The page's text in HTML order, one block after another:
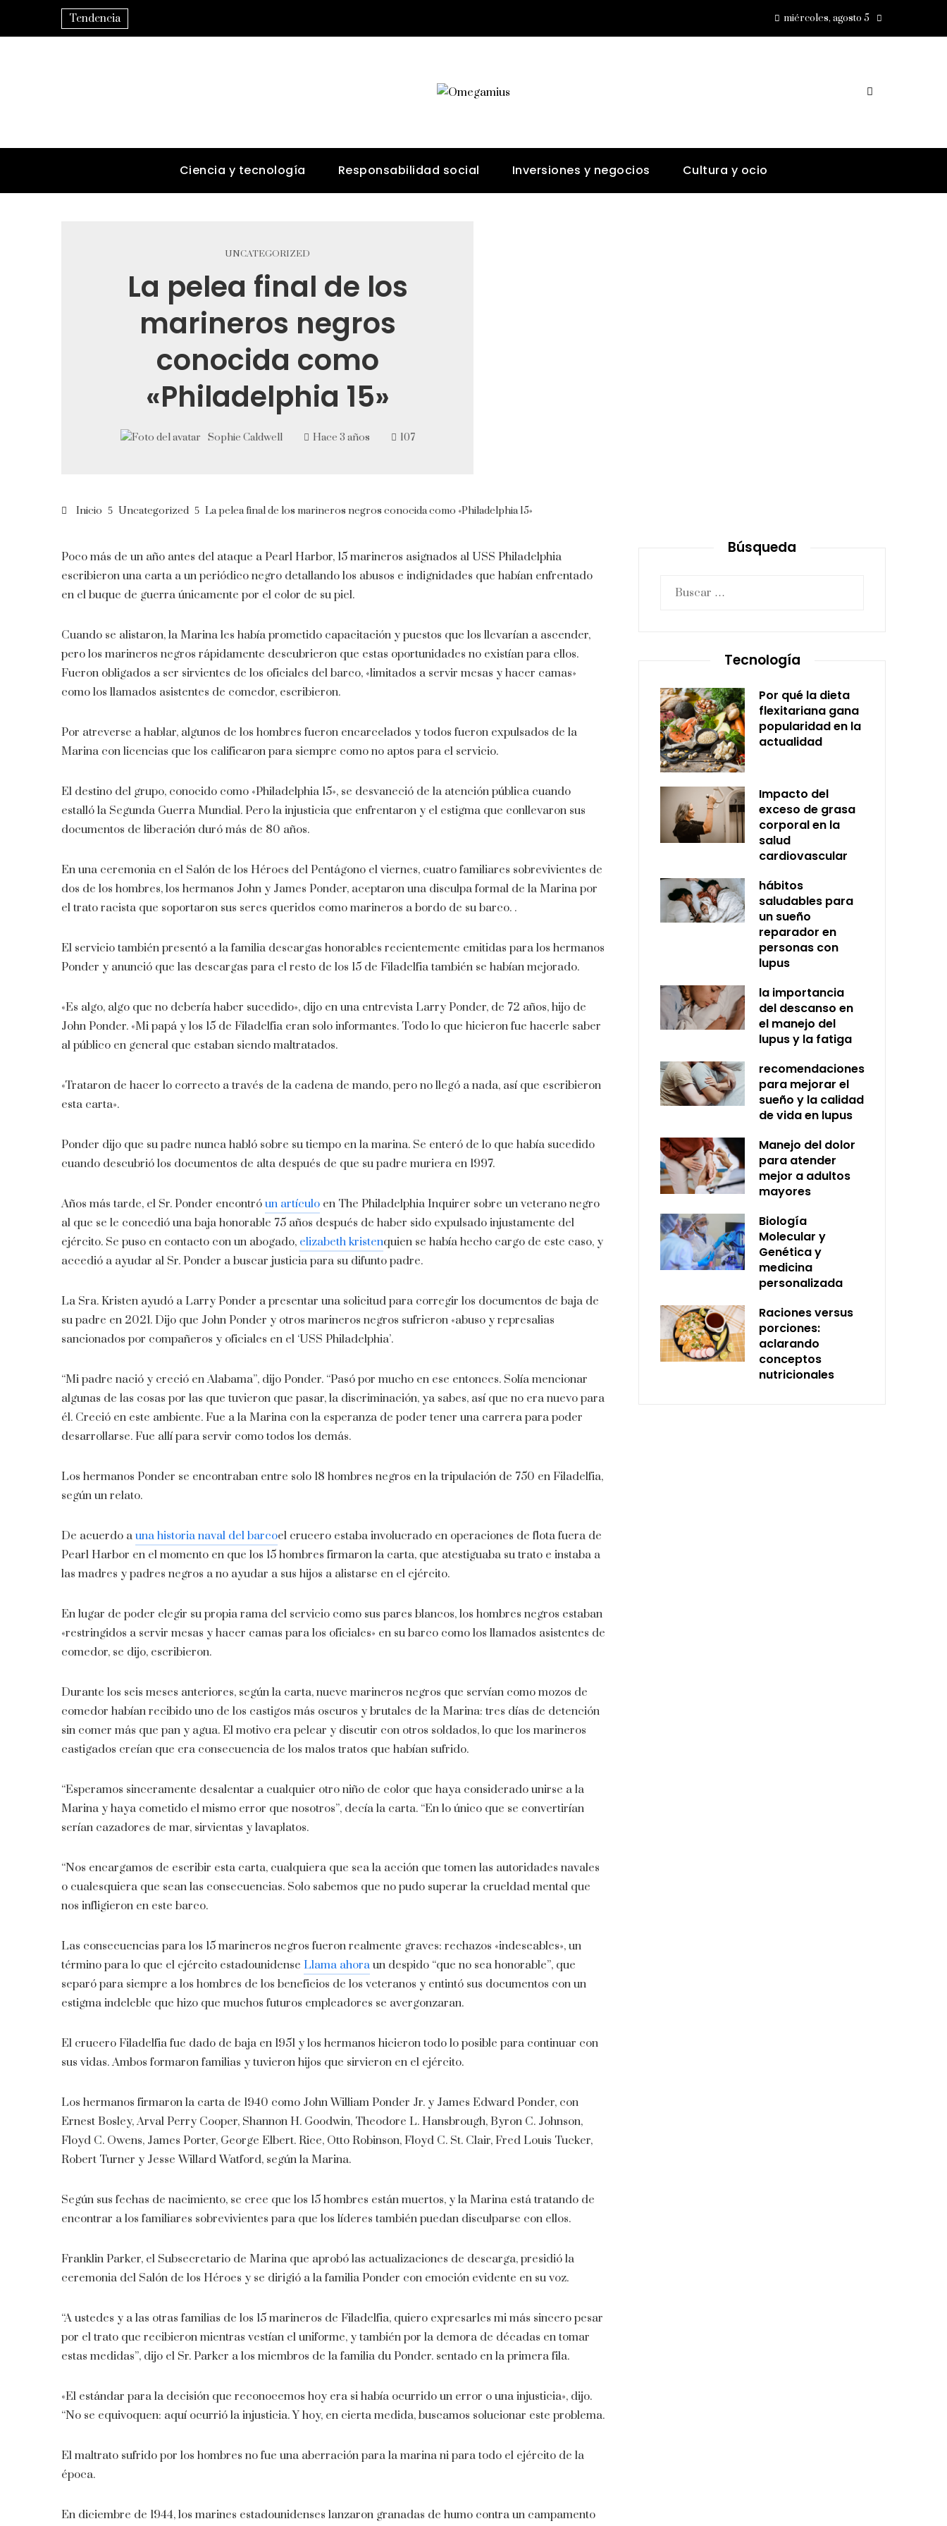
Tendencia miércoles, agosto 5
Ciencia y tecnología Responsabilidad social Inversiones y negocios Cultura y ocio
UNCATEGORIZED
La pelea final de los
marineros negros
conocida como
«Philadelphia 15»
Sophie Caldwell Hace 3 años 107
Inicio Uncategorized La pelea final de los marineros negros conocida como «Philadelphia 15»
Poco más de un año antes del ataque a Pearl Harbor, 15 marineros asignados al USS Philadelphia
escribieron una carta a un periódico negro detallando los abusos e indignidades que habían enfrentado
en el buque de guerra únicamente por el color de su piel.
Cuando se alistaron, la Marina les había prometido capacitación y puestos que los llevarían a ascender,
pero los marineros negros rápidamente descubrieron que estas oportunidades no existían para ellos.
Fueron obligados a ser sirvientes de los oficiales del barco, «limitados a servir mesas y hacer camas»
como los llamados asistentes de comedor, escribieron.
Por atreverse a hablar, algunos de los hombres fueron encarcelados y todos fueron expulsados ​​de la
Marina con licencias que los calificaron para siempre como no aptos para el servicio.
El destino del grupo, conocido como «Philadelphia 15», se desvaneció de la atención pública cuando
estalló la Segunda Guerra Mundial. Pero la injusticia que enfrentaron y el estigma que conllevaron sus
documentos de liberación duró más de 80 años.
En una ceremonia en el Salón de los Héroes del Pentágono el viernes, cuatro familiares sobrevivientes de
dos de los hombres, los hermanos John y James Ponder, aceptaron una disculpa formal de la Marina por
el trato racista que soportaron sus seres queridos como marineros a bordo de su barco. .
El servicio también presentó a la familia descargas honorables recientemente emitidas para los hermanos
Ponder y anunció que las descargas para el resto de los 15 de Filadelfia también se habían mejorado.
«Es algo, algo que no debería haber sucedido», dijo en una entrevista Larry Ponder, de 72 años, hijo de
John Ponder. «Mi papá y los 15 de Filadelfia eran solo informantes. Todo lo que hicieron fue hacerle saber
al público en general que estaban siendo maltratados.
«Trataron de hacer lo correcto a través de la cadena de mando, pero no llegó a nada, así que escribieron
esta carta».
Ponder dijo que su padre nunca habló sobre su tiempo en la marina. Se enteró de lo que había sucedido
cuando descubrió los documentos de alta después de que su padre muriera en 1997.
Años más tarde, el Sr. Ponder encontró un artículo en The Philadelphia Inquirer sobre un veterano negro
al que se le concedió una baja honorable 75 años después de haber sido expulsado injustamente del
ejército. Se puso en contacto con un abogado, elizabeth kristenquien se había hecho cargo de este caso, y
accedió a ayudar al Sr. Ponder a buscar justicia para su difunto padre.
La Sra. Kristen ayudó a Larry Ponder a presentar una solicitud para corregir los documentos de baja de
su padre en 2021. Dijo que John Ponder y otros marineros negros sufrieron «abuso y represalias
sancionados por compañeros y oficiales en el ‘USS Philadelphia’.
“Mi padre nació y creció en Alabama”, dijo Ponder. “Pasó por mucho en ese entonces. Solía ​​mencionar
algunas de las cosas por las que tuvieron que pasar, la discriminación, ya sabes, así que no era nuevo para
él. Creció en este ambiente. Fue a la Marina con la esperanza de poder tener una carrera para poder
desarrollarse. Fue allí para servir como todos los demás.
Los hermanos Ponder se encontraban entre solo 18 hombres negros en la tripulación de 750 en Filadelfia,
según un relato.
De acuerdo a una historia naval del barcoel crucero estaba involucrado en operaciones de flota fuera de
Pearl Harbor en el momento en que los 15 hombres firmaron la carta, que atestiguaba su trato e instaba a
las madres y padres negros a no ayudar a sus hijos a alistarse en el ejército.
En lugar de poder elegir su propia rama del servicio como sus pares blancos, los hombres negros estaban
«restringidos a servir mesas y hacer camas para los oficiales» en su barco como los llamados asistentes de
comedor, se dijo, escribieron.
Durante los seis meses anteriores, según la carta, nueve marineros negros que servían como mozos de
comedor habían recibido uno de los castigos más oscuros y brutales de la Marina: tres días de detención
sin comer más que pan y agua. El motivo era pelear y discutir con otros soldados, lo que los marineros
castigados creían que era consecuencia de los malos tratos que habían sufrido.
“Esperamos sinceramente desalentar a cualquier otro niño de color que haya considerado unirse a la
Marina y haya cometido el mismo error que nosotros”, decía la carta. “En lo único que se convertirían
serían cazadores de mar, sirvientas y lavaplatos.
“Nos encargamos de escribir esta carta, cualquiera que sea la acción que tomen las autoridades navales
o cualesquiera que sean las consecuencias. Solo sabemos que no pudo superar la crueldad mental que
nos infligieron en este barco.
Las consecuencias para los 15 marineros negros fueron realmente graves: rechazos «indeseables», un
término para lo que el ejército estadounidense Llama ahora un despido “que no sea honorable”, que
separó para siempre a los hombres de los beneficios de los veteranos y entintó sus documentos con un
estigma indeleble que hizo que muchos futuros empleadores se avergonzaran.
El crucero Filadelfia fue dado de baja en 1951 y los hermanos hicieron todo lo posible para continuar con
sus vidas. Ambos formaron familias y tuvieron hijos que sirvieron en el ejército.
Los hermanos firmaron la carta de 1940 como John William Ponder Jr. y James Edward Ponder, con
Ernest Bosley, Arval Perry Cooper, Shannon H. Goodwin, Theodore L. Hansbrough, Byron C. Johnson,
Floyd C. Owens, James Porter, George Elbert. Rice, Otto Robinson, Floyd C. St. Clair, Fred Louis Tucker,
Robert Turner y Jesse Willard Watford, según la Marina.
Según sus fechas de nacimiento, se cree que los 15 hombres están muertos, y la Marina está tratando de
encontrar a los familiares sobrevivientes para que los líderes también puedan disculparse con ellos.
Franklin Parker, el Subsecretario de Marina que aprobó las actualizaciones de descarga, presidió la
ceremonia del Salón de los Héroes y se dirigió a la familia Ponder con emoción evidente en su voz.
“A ustedes y a las otras familias de los 15 marineros de Filadelfia, quiero expresarles mi más sincero pesar
por el trato que recibieron mientras vestían el uniforme, y también por la demora de décadas en tomar
estas medidas”, dijo el Sr. Parker a los miembros de la familia du Ponder. sentado en la primera fila.
«El estándar para la decisión que reconocemos hoy era si había ocurrido un error o una injusticia», dijo.
“No se equivoquen: aquí ocurrió la injusticia. Y hoy, en cierta medida, buscamos solucionar este problema.
El maltrato sufrido por los hombres no fue una aberración para la marina ni para todo el ejército de la
época.
En diciembre de 1944, los marines estadounidenses lanzaron granadas de humo contra un campamento
Búsqueda
Tecnología
Por qué la dieta
flexitariana gana
popularidad en la
actualidad
Impacto del
exceso de grasa
corporal en la
salud
cardiovascular
hábitos
saludables para
un sueño
reparador en
personas con
lupus
la importancia
del descanso en
el manejo del
lupus y la fatiga
recomendaciones
para mejorar el
sueño y la calidad
de vida en lupus
Manejo del dolor
para atender
mejor a adultos
mayores
Biología
Molecular y
Genética y
medicina
personalizada
Raciones versus
porciones:
aclarando
conceptos
nutricionales